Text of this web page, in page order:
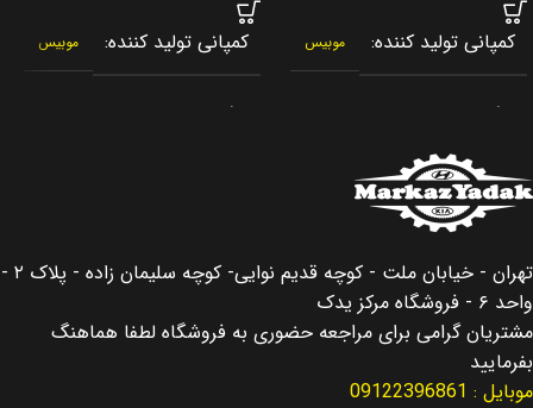
کمپانی تولید کننده موبیس
برند
کشور سازنده کره جنوبی
مناسب برای سانتافه Santafe
مناسب برای سال 2015
کمپانی تولید کننده موبیس
برند
مناسب برای سورنتو Sorento
تهران - خیابان ملت - کوچه قدیم نوایی- کوچه سلیمان زاده - پلاک ۲ -
واحد ۶ - فروشگاه مرکز یدک
مشتریان گرامی برای مراجعه حضوری به فروشگاه لطفا هماهنگ
بفرمایید
موبایل : 09122396861